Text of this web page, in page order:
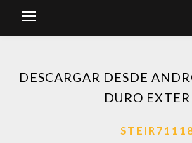
DESCARGAR DESDE
DURO